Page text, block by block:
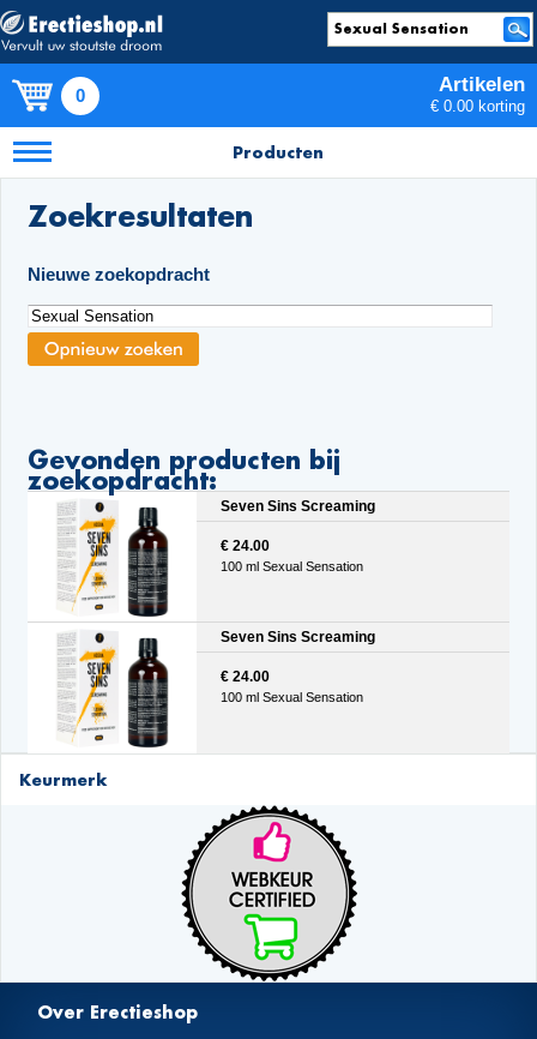
0 Artikelen
€ 0.00 korting
Producten
Zoekresultaten
Nieuwe zoekopdracht
Gevonden producten bij
zoekopdracht:
Seven Sins Screaming
€ 24.00
100 ml Sexual Sensation
Seven Sins Screaming
€ 24.00
100 ml Sexual Sensation
Keurmerk
Over Erectieshop